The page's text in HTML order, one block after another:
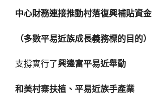
中心財務連接推動村落復興補貼資金
（多數平易近族成長義務標的目的）
支撐實行了興邊富平易近舉動
和美村寨扶植、平易近族手產業